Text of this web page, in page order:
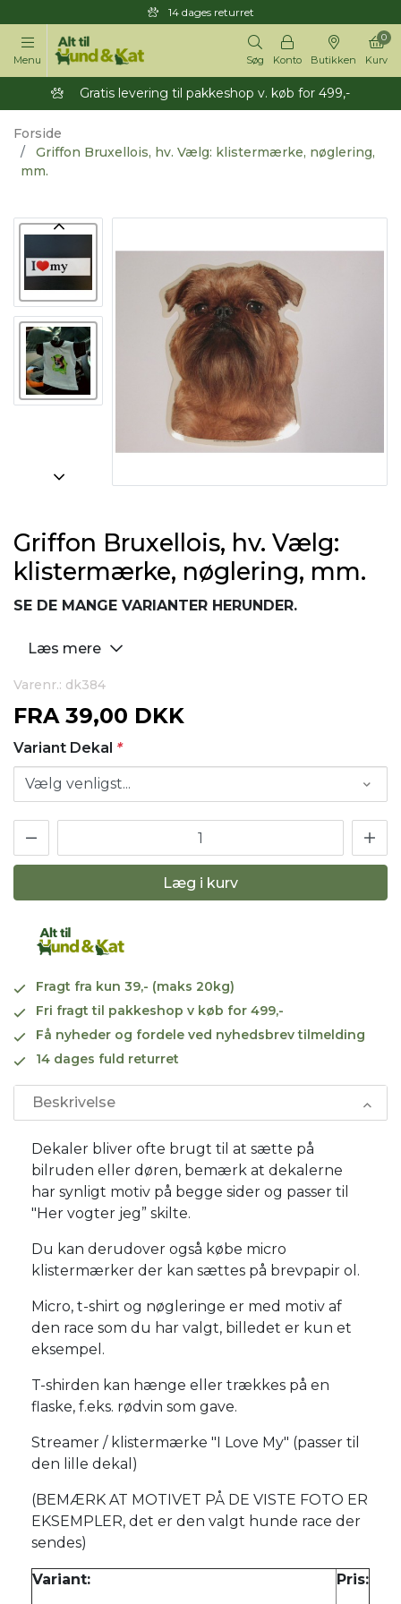
14 dages returret
Menu Søg Konto Butikken Kurv
0
Gratis levering til pakkeshop v. køb for 499,-
Forside
Griffon Bruxellois, hv. Vælg: klistermærke, nøglering,
mm.
Griffon Bruxellois, hv. Vælg:
klistermærke, nøglering, mm.
SE DE MANGE VARIANTER HERUNDER.
Læs mere
Varenr.: dk384
FRA 39,00 DKK
Variant Dekal *
Læg i kurv
Fragt fra kun 39,- (maks 20kg)
Fri fragt til pakkeshop v køb for 499,-
Få nyheder og fordele ved nyhedsbrev tilmelding
14 dages fuld returret
Beskrivelse
Dekaler bliver ofte brugt til at sætte på
bilruden eller døren, bemærk at dekalerne
har synligt motiv på begge sider og passer til
"Her vogter jeg” skilte.
Du kan derudover også købe micro
klistermærker der kan sættes på brevpapir ol.
Micro, t-shirt og nøgleringe er med motiv af
den race som du har valgt, billedet er kun et
eksempel.
T-shirden kan hænge eller trækkes på en
flaske, f.eks. rødvin som gave.
Streamer / klistermærke "I Love My" (passer til
den lille dekal)
(BEMÆRK AT MOTIVET PÅ DE VISTE FOTO ER
EKSEMPLER, det er den valgt hunde race der
sendes)
Variant: Pris: